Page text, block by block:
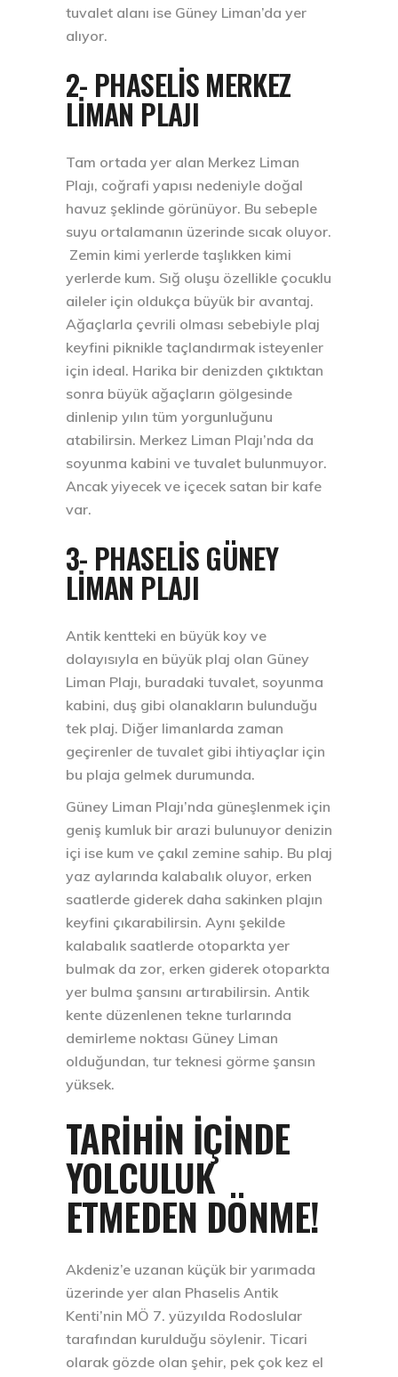
tuvalet alanı ise Güney Liman’da yer
alıyor.
2- PHASELIS MERKEZ
LIMAN PLAJI
Tam ortada yer alan Merkez Liman
Plajı, coğrafi yapısı nedeniyle doğal
havuz şeklinde görünüyor. Bu sebeple
suyu ortalamanın üzerinde sıcak oluyor.
Zemin kimi yerlerde taşlıkken kimi
yerlerde kum. Sığ oluşu özellikle çocuklu
aileler için oldukça büyük bir avantaj.
Ağaçlarla çevrili olması sebebiyle plaj
keyfini piknikle taçlandırmak isteyenler
için ideal. Harika bir denizden çıktıktan
sonra büyük ağaçların gölgesinde
dinlenip yılın tüm yorgunluğunu
atabilirsin. Merkez Liman Plajı’nda da
soyunma kabini ve tuvalet bulunmuyor.
Ancak yiyecek ve içecek satan bir kafe
var.
3- PHASELIS GÜNEY
LIMAN PLAJI
Antik kentteki en büyük koy ve
dolayısıyla en büyük plaj olan Güney
Liman Plajı, buradaki tuvalet, soyunma
kabini, duş gibi olanakların bulunduğu
tek plaj. Diğer limanlarda zaman
geçirenler de tuvalet gibi ihtiyaçlar için
bu plaja gelmek durumunda.
Güney Liman Plajı’nda güneşlenmek için
geniş kumluk bir arazi bulunuyor denizin
içi ise kum ve çakıl zemine sahip. Bu plaj
yaz aylarında kalabalık oluyor, erken
saatlerde giderek daha sakinken plajın
keyfini çıkarabilirsin. Aynı şekilde
kalabalık saatlerde otoparkta yer
bulmak da zor, erken giderek otoparkta
yer bulma şansını artırabilirsin. Antik
kente düzenlenen tekne turlarında
demirleme noktası Güney Liman
olduğundan, tur teknesi görme şansın
yüksek.
TARIHIN İÇINDE
YOLCULUK
ETMEDEN DÖNME!
Akdeniz’e uzanan küçük bir yarımada
üzerinde yer alan Phaselis Antik
Kenti’nin MÖ 7. yüzyılda Rodoslular
tarafından kurulduğu söylenir. Ticari
olarak gözde olan şehir, pek çok kez el